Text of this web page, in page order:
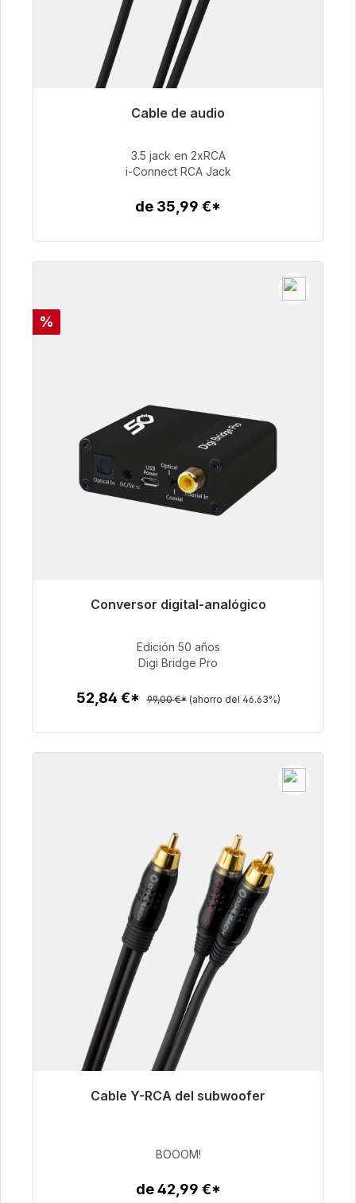
Cable de audio
Listo para envío inmediato, plazo de entrega
51,99 €
3.5 jack en 2xRCA
i-Connect RCA Jack
de 35,99 €*
Descuento
%
Conversor digital-analógico
Listo para envío inmediato, plazo de entrega
52,84 €
Edición 50 años
Digi Bridge Pro
52,84 €* 99,00 €* (ahorro del 46.63%)
Cable Y-RCA del subwoofer
Listo para envío inmediato, plazo de entrega
53,49 €
BOOOM!
de 42,99 €*